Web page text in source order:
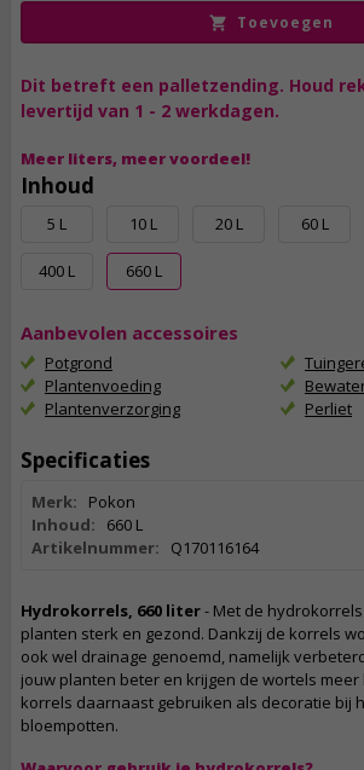
Toevoegen
Dit betreft een palletzending. Houd
levertijd van 1 - 2 werkdagen.
Meer liters, meer voordeel!
Inhoud
5 L 10 L 20 L 60 L
400 L 660 L
Aanbevolen accessoires
Potgrond
Plantenvoeding
Plantenverzorging
Perliet
Specificaties
Merk:
Pokon
Inhoud:
660 L
Artikelnummer:
Q170116164
Hydrokorrels, 660 liter- Met de
planten sterk en gezond. Dankzij de korrels
ook wel drainage genoemd, namelijk
jouw planten beter en krijgen de wortels meer
korrels daarnaast gebruiken als decoratie bij
bloempotten.